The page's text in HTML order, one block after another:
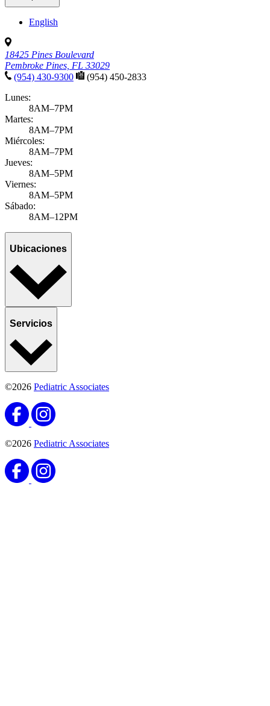
English
18425 Pines Boulevard
Pembroke Pines, FL 33029
(954) 430-9300
(954) 450-2833
Lunes:
8AM–7PM
Martes:
8AM–7PM
Miércoles:
8AM–7PM
Jueves:
8AM–5PM
Viernes:
8AM–5PM
Sábado:
8AM–12PM
Ubicaciones
Servicios
©2026 Pediatric Associates
©2026 Pediatric Associates